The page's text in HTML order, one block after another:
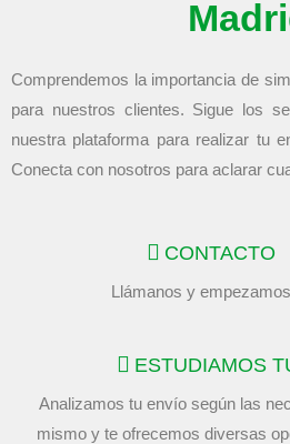
Comprendemos la importancia de
para nuestros clientes. Sigue los
nuestra plataforma para realizar tu
Conecta con nosotros para aclarar
CONTACTO
Llámanos y
ESTUDIAMOS
Analizamos tu envío según las
mismo y te ofrecemos diversas